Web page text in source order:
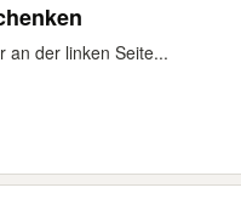
an der linken Seite...